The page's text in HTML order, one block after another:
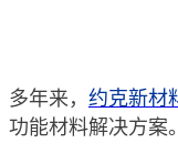
多年来， 约克新材
功能材料解决方案